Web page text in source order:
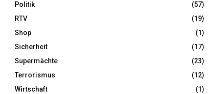
Politik
(57)
RTV
(19)
Shop
(1)
Sicherheit
(17)
Supermächte
(23)
Terrorismus
(12)
Wirtschaft
(1)